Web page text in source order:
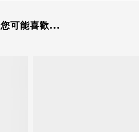
您可能喜歡...